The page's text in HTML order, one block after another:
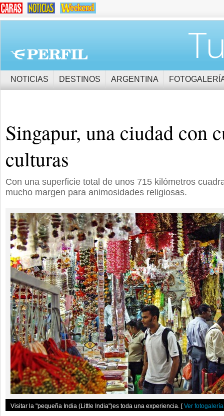
NOTICIAS DESTINOS ARGENTINA
Singapur, una ciudad con
culturas
Con una superficie total de unos 715 kilómetros
mucho margen para animosidades religiosas.
Visitar la "pequeña India (Little India")es toda una experiencia. [Ver fotogalería